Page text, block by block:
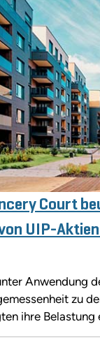
Court
UIP-
Anwendung
zu
ihre Belastung